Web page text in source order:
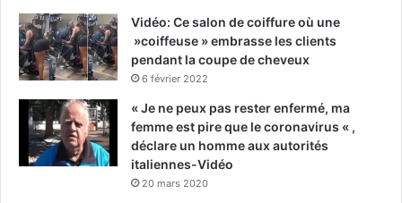
Vidéo: Ce salon de coiffure où une
»coiffeuse » embrasse les clients
pendant la coupe de cheveux
6 février 2022
« Je ne peux pas rester enfermé, ma
femme est pire que le coronavirus « ,
déclare un homme aux autorités
italiennes-Vidéo
20 mars 2020